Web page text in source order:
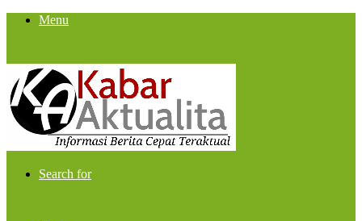
Menu
Search for